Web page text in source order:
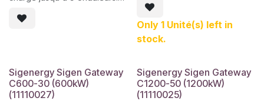
sauvegardes de toute la
partielles de la maison
• Protection contre le flux de
puissance inversé de 350 ms
ininterrompue via
PV+ESS/réseau/générateur
stockage : fonctionne avec
SigenStor, les générateurs et
Alimentation continue via PV +
ESS / réseau / générateur.
Only 1 Unité(s) left in
stock.
Sigenergy Sigen Gateway
C600-30 (600kW)
(11110027)
Sigenergy Sigen Gateway
C1200-50 (1200kW)
(11110025)